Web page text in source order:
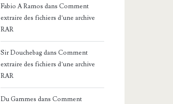
Fabio A Ramos dansComment
extraire des fichiers d’une archive
RAR
Sir DouchebagdansComment
extraire des fichiers d’une archive
RAR
Du Gammes dansComment